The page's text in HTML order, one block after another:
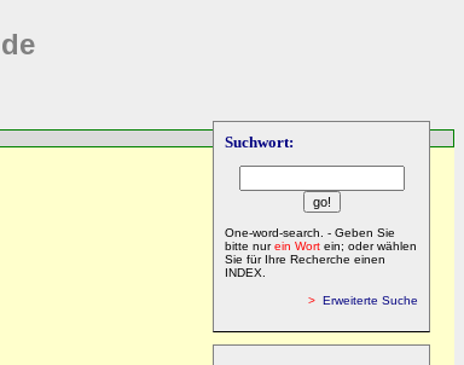
de
Suchwort:
One-word-search. - Geben Sie
bitte nurein Wort ein; oder wählen
Sie für Ihre Recherche einen
INDEX.
> Erweiterte Suche